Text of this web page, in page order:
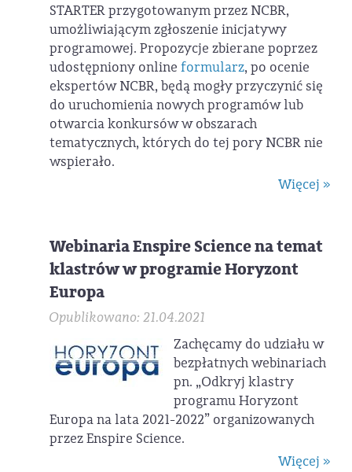
STARTER przygotowanym przez NCBR,
umożliwiającym zgłoszenie inicjatywy
programowej. Propozycje zbierane poprzez
udostępniony online formularz, po ocenie
ekspertów NCBR, będą mogły przyczynić się
do uruchomienia nowych programów lub
otwarcia konkursów w obszarach
tematycznych, których do tej pory NCBR nie
wspierało.
Więcej »
Webinaria Enspire Science na temat
klastrów w programie Horyzont
Europa
Opublikowano: 21.04.2021
Zachęcamy do udziału w
bezpłatnych webinariach
pn. „Odkryj klastry
programu Horyzont
Europa na lata 2021-2022” organizowanych
przez Enspire Science.
Więcej »